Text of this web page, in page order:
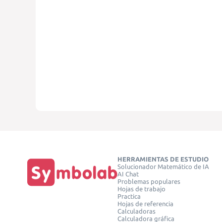
HERRAMIENTAS DE ESTUDIO
Solucionador Matemático de IA
AI Chat
Problemas populares
Hojas de trabajo
Practica
Hojas de referencia
Calculadoras
Calculadora gráfica